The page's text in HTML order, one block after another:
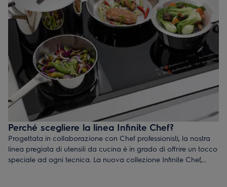
Perché scegliere la linea Infinite Chef?
Progettata in collaborazione con Chef professionisti, la nostra
linea pregiata di utensili da cucina è in grado di offrire un tocco
speciale ad ogni tecnica. La nuova collezione Infinite Chef,